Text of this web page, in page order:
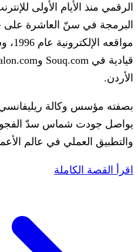
الرقمي منذ الأيام الأولى
الأردن.
بصفته مؤسس وكالة
يواصل جودت شماس سدّ الفجوة
والتطبيق العملي في عالم
اقرأ القصة الكاملة